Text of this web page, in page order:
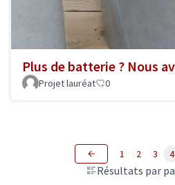
Plus de batterie ? Nous
Projet lauréat 0
Résultats par
1 2 3 4